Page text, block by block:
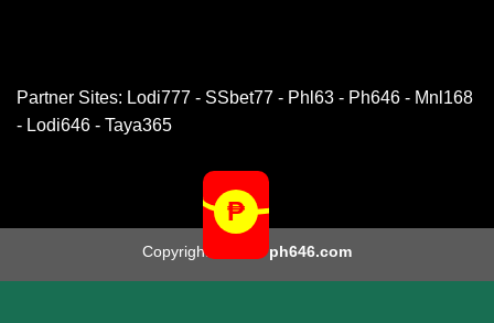
Partner Sites: Lodi777 - SSbet77 - Phl63 - Ph646 - Mnl168
- Lodi646 - Taya365
Copyright 2026 ©ph646.com